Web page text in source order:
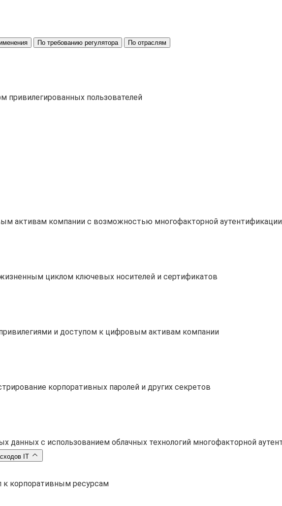
По требованию регулятора По отраслям
привилегированных пользователей
активам компании с возможностью многофакторной аутентификации
циклом ключевых носителей и сертификатов
и доступом к цифровым активам компании
корпоративных паролей и других секретов
данных с использованием облачных технологий многофакторной
IT
корпоративным ресурсам